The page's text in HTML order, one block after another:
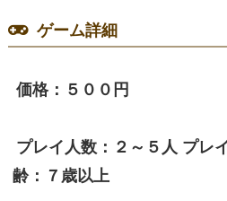
ゲーム詳細
価格：５００円
プレイ人数：２～５人 プレ
齢：７歳以上